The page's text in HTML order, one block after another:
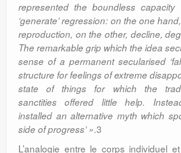
represented the boundless
‘generate’ regression: on the one
reproduction, on the other, decline,
The remarkable grip which the idea
sense of a permanent secularised
structure for feelings of extreme
state of things for which the
sanctities offered little help.
installed an alternative myth which
side of progress’ ».3
L’analogie entre le corps individuel